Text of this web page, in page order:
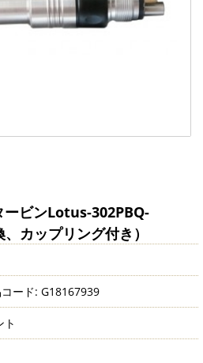
ビンLotus-302PBQ-
カップリング付き）
ード: G18167939
ト